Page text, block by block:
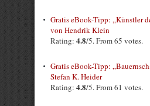
Gratis eBook-Tipp: „Künstler
von Hendrik Klein
Rating: 4.8/5. From 65 votes.
Gratis eBook-Tipp:
Stefan K. Heider
Rating: 4.8/5. From 61 votes.